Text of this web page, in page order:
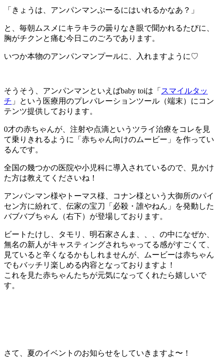
「きょうは、アンパンマンぷーるにはいれるかなあ？」
と、毎朝ムスメにキラキラの曇りなき眼で聞かれるたびに、
胸がチクンと痛む今日このごろであります。
いつか本物のアンパンマンプールに、入れますように♡
そうそう、アンパンマンといえばbaby toiは「 スマイルタッ
チ 」という医療用のプレパレーションツール（端末）にコン
テンツ提供しております。
0才の赤ちゃんが、注射や点滴というツライ治療をコレを見
て乗りきれるように「赤ちゃん向けのムービー」を作ってい
るんです。
全国の幾つかの医院や小児科に導入されているので、見かけ
た方は教えてくださいね！
アンパンマン様やトーマス様、コナン様という大御所のパイ
セン方に紛れて、伝家の宝刀「必殺・誰やねん」を発動した
バブバブちゃん（右下）が登場しております。
ビートたけし、タモリ、明石家さんま、、、の中になぜか、
無名の新人がキャスティングされちゃってる感がすごくて、
見ていると辛くなるかもしれませんが、ムービーは赤ちゃん
でもバッチリ楽しめる内容となっておりますよ！
これを見た赤ちゃんたちが元気になってくれたら嬉しいで
す。
さて、夏のイベントのお知らせをしていきますよ〜！